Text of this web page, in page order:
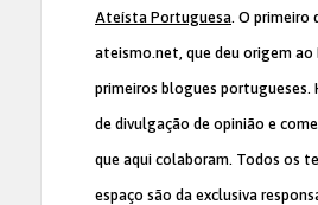
Ateísta Portuguesa. O primeiro
ateismo.net, que deu origem
primeiros blogues portugueses.
de divulgação de opinião e
que aqui colaboram. Todos os
espaço são da exclusiva